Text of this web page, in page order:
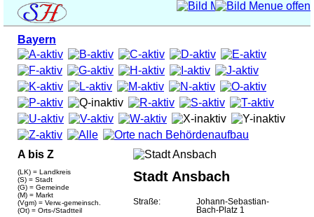
Bayern
A bis Z
(LK) = Landkreis
(S) = Stadt
(G) = Gemeinde
(M) = Markt
(Vgm) = Verw.-gemeinsch.
(Ot) = Orts-/Stadtteil
Stadt Ansbach
Straße:
Johann-Sebastian-
Bach-Platz 1